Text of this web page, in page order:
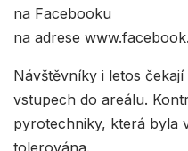
na Facebooku
na adrese
Návštěvníky i letos
vstupech do areálu.
pyrotechniky, která byla